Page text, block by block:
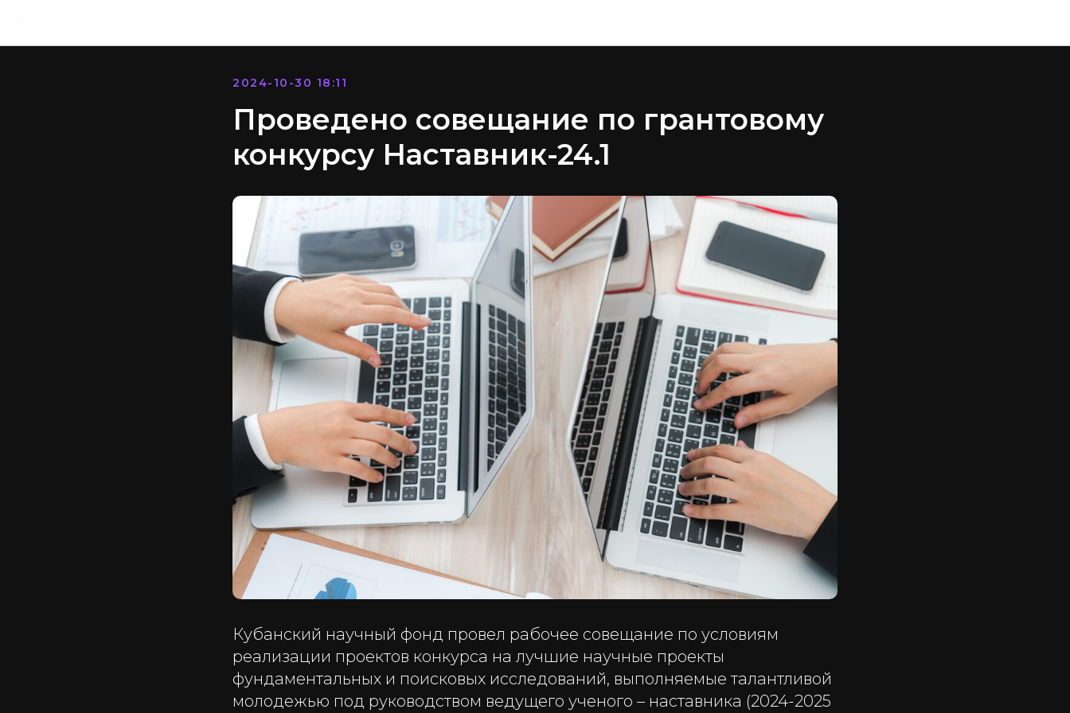
2024-10-30 18:11
Проведено совещание по грантовому
конкурсу Наставник-24.1
Кубанский научный фонд провел рабочее совещание по условиям
реализации проектов конкурса на лучшие научные проекты
фундаментальных и поисковых исследований, выполняемые талантливой
молодежью под руководством ведущего ученого – наставника (2024-2025